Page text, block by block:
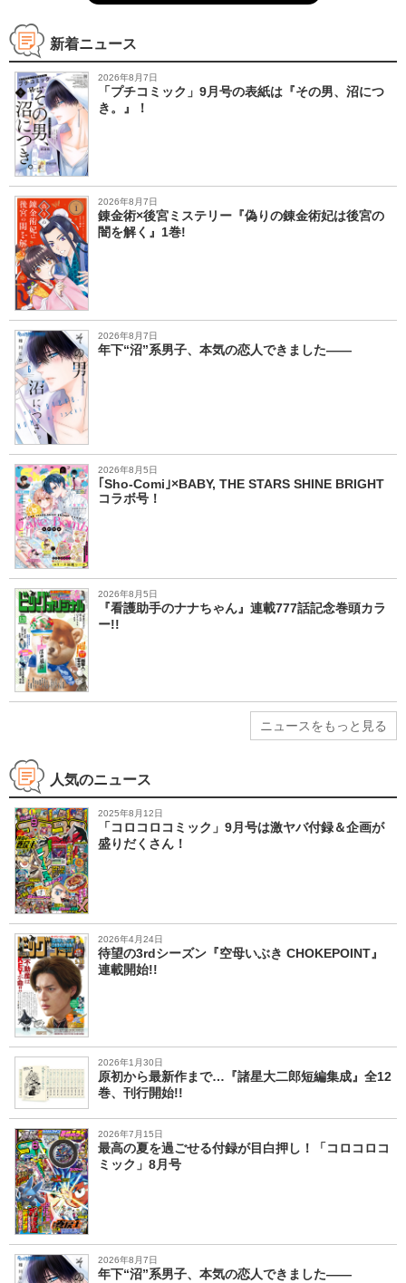
新着ニュース
2026年8月7日
「プチコミック」9月号の表紙は『その男、沼につ
き。』！
2026年8月7日
錬金術×後宮ミステリー『偽りの錬金術妃は後宮の
闇を解く』1巻!
2026年8月7日
年下“沼”系男子、本気の恋人できました――
2026年8月5日
｢Sho-Comi｣×BABY, THE STARS SHINE BRIGHT
コラボ号！
2026年8月5日
『看護助手のナナちゃん』連載777話記念巻頭カラ
ー!!
ニュースをもっと見る
人気のニュース
2025年8月12日
「コロコロコミック」9月号は激ヤバ付録＆企画が
盛りだくさん！
2026年4月24日
待望の3rdシーズン『空母いぶき CHOKEPOINT』
連載開始!!
2026年1月30日
原初から最新作まで…『諸星大二郎短編集成』全12
巻、刊行開始!!
2026年7月15日
最高の夏を過ごせる付録が目白押し！「コロコロコ
ミック」8月号
2026年8月7日
年下“沼”系男子、本気の恋人できました――